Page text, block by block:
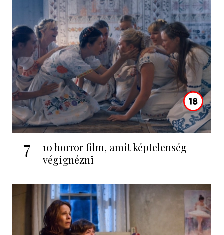
7
10 horror film, amit képtelenség
végignézni